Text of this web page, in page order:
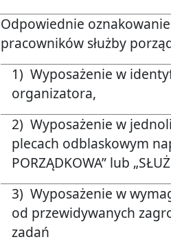
Odpowiednie
pracowników służby
1) Wyposażenie w
organizatora,
2) Wyposażenie w
plecach odblaskowym
PORZĄDKOWA” lub
3) Wyposażenie w
od przewidywanych
zadań